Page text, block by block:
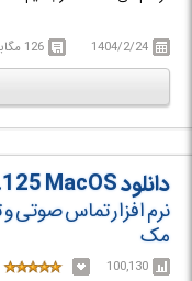
استفاده کنید.
1404/2/24 126 مگابایت
دانلود Skype v8.150.0.125 MacOS
نرم افزار تماس صوتی
مک
100,130